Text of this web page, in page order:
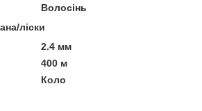
Волосінь
ліски
2.4 мм
400 м
Коло